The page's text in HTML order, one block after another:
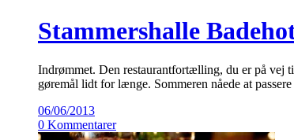
Stammershalle
Indrømmet. Den restaurantfortælling, du er på vej
gøremål lidt for længe. Sommeren nåede at
06/06/2013
0 Kommentarer